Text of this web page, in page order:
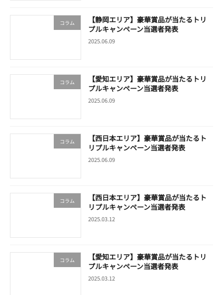
コラム
【静岡エリア】豪華賞品が当たるトリ
プルキャンペーン当選者発表
2025.06.09
コラム
【愛知エリア】豪華賞品が当たるトリ
プルキャンペーン当選者発表
2025.06.09
コラム
【西日本エリア】豪華賞品が当たるト
リプルキャンペーン当選者発表
2025.06.09
コラム
【西日本エリア】豪華賞品が当たるト
リプルキャンペーン当選者発表
2025.03.12
コラム
【愛知エリア】豪華賞品が当たるトリ
プルキャンペーン当選者発表
2025.03.12